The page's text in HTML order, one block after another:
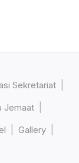
Sekretariat
Jemaat
Gallery